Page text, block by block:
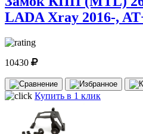
LADA Xray 2016-,
10430
Купить в 1 клик